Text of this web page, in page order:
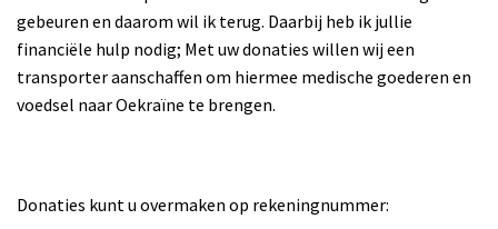
gebeuren en daarom wil ik terug. Daarbij heb ik jullie
financiële hulp nodig; Met uw donaties willen wij een
transporter aanschaffen om hiermee medische goederen en
voedsel naar Oekraïne te brengen.
Donaties kunt u overmaken op rekeningnummer: